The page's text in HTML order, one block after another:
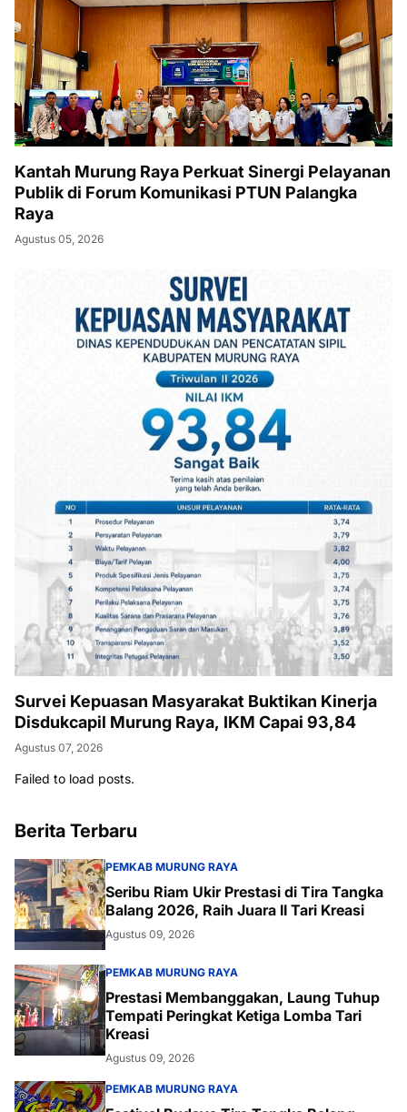
Kantah Murung Raya Perkuat Sinergi Pelayanan
Publik di Forum Komunikasi PTUN Palangka
Raya
Agustus 05, 2026
Survei Kepuasan Masyarakat Buktikan Kinerja
Disdukcapil Murung Raya, IKM Capai 93,84
Agustus 07, 2026
Failed to load posts.
Berita Terbaru
PEMKAB MURUNG RAYA
Seribu Riam Ukir Prestasi di Tira Tangka
Balang 2026, Raih Juara II Tari Kreasi
Agustus 09, 2026
PEMKAB MURUNG RAYA
Prestasi Membanggakan, Laung Tuhup
Tempati Peringkat Ketiga Lomba Tari
Kreasi
Agustus 09, 2026
PEMKAB MURUNG RAYA